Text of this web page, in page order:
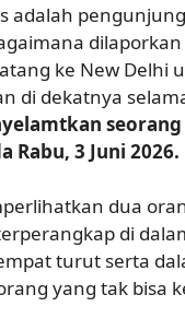
adalah
ke New
di dekatnya
Rabu, 3 Juni
dua
di
turut serta
yang tak bisa